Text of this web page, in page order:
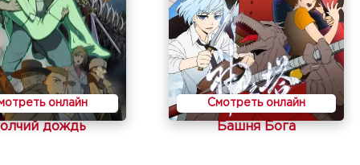
онлайн
дождь
Смотреть онлайн
Башня Бога